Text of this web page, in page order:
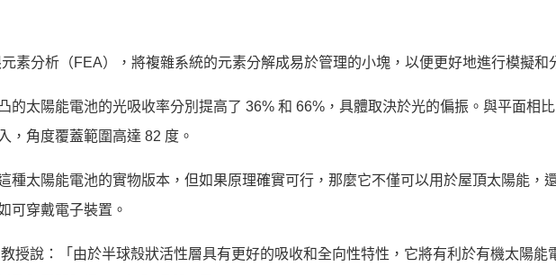
素分析（FEA），將複雜系統的元素分解成易於管理的小塊，以便更好地進行模擬和
的太陽能電池的光吸收率分別提高了 36% 和 66%，具體取決於光的偏振。與平面相
，角度覆蓋範圍高達 82 度。
種太陽能電池的實物版本，但如果原理確實可行，那麼它不僅可以用於屋頂太陽能，
可穿戴電子裝置。
授說：「由於半球殼狀活性層具有更好的吸收和全向性特性，它將有利於有機太陽能